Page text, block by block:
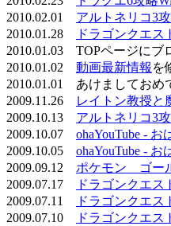
2010.02.01 アルトネリコ3
2010.01.28
ドラゴンクエス
2010.01.03 TOPページにブ
2010.01.02 動画最新情報 を
2010.01.01 あけましておめ
2009.11.26
レイトン教授と
2009.10.13 アルトネリコ3
2009.10.07 ohaYouTube -
2009.10.05 ohaYouTube -
2009.09.12 ポケモン ゴー
2009.07.17
ドラゴンクエス
2009.07.11
ドラゴンクエス
2009.07.10
ドラゴンクエス